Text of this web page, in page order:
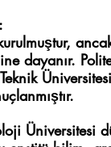
dayanır.
Üniversitesi